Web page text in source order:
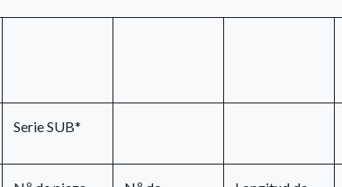
Serie SUB*